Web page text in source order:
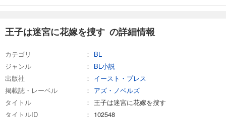
王子は迷宮に花嫁を捜す の詳細情報
カテゴリ
BL
ジャンル
BL小説
出版社
イースト・プレス
掲載誌・レーベル
アズ・ノベルズ
タイトル
王子は迷宮に花嫁を捜す
タイトルID
102548